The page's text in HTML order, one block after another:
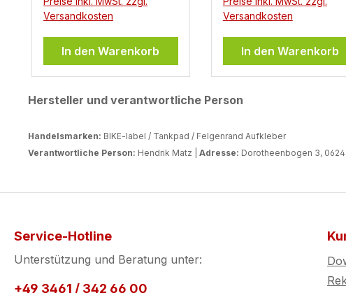
Versandkosten
In den Warenkorb
Versandkosten
In den Warenkorb
Hersteller und verantwortliche Person
Handelsmarken: BIKE-label / Tankpad / Felgenrand Aufkleber
Verantwortliche Person: Hendrik Matz | Adresse: Dorotheenbogen 3,
Service-Hotline
Unterstützung und Beratung unter:
+49 3461 / 342 66 00